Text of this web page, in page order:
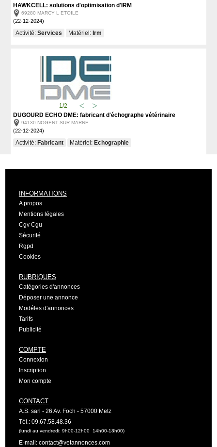
HAWKCELL: solutions d'optimisation d'IRM
69280 MARCY L ETOILE
(22-12-2024)
Activité: Services Matériel: Irm
1/2
DUGOURD ECHO DME: fabricant d'échographe vétérinaire
94130 NOGENT SUR MARNE
(22-12-2024)
Activité: Fabricant Matériel: Echographie
INFORMATIONS
A propos
Mentions légales
Cgv Cgu
Sécurité
Rgpd
Cookies
RUBRIQUES
Catégories d'annonces
Déposer une annonce
Modéles d'annonces
Tarifs
Publicité
COMPTE
Connexion
Inscription
Mon compte
CONTACT
A.S. sarl - 26 Av. Foch - 57000 Metz
Tél.: 09.67.58.48.36
(lundi au vendredi: 9h00-12h00 14h00-18h00)
E-mail: contact@vetannonces.com